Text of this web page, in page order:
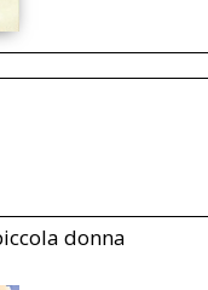
donna